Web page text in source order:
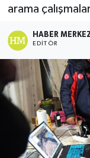
arama
HABER
EDITÖR
Politika
Tokat Spor
Eğitim
Ekonomi
Sağlık
Tüm
Son Dakika
Haber Arşivi